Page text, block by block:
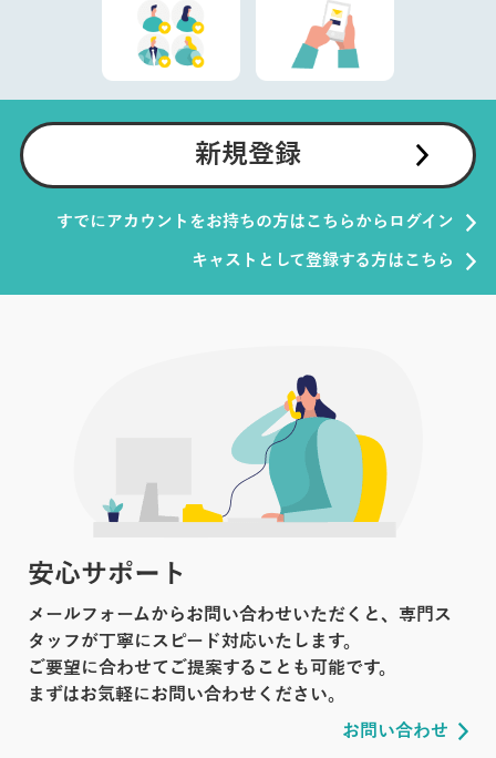
新規登録
すでにアカウントをお持ちの方はこちらからログイン
キャストとして登録する方はこちら
安心サポート
メールフォームからお問い合わせいただくと、専門ス
タッフが丁寧にスピード対応いたします。
ご要望に合わせてご提案することも可能です。
まずはお気軽にお問い合わせください。
お問い合わせ